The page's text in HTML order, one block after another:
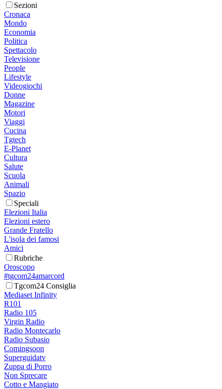
Sezioni
Cronaca
Mondo
Economia
Politica
Spettacolo
Televisione
People
Lifestyle
Videogiochi
Donne
Magazine
Motori
Viaggi
Cucina
Tgtech
E-Planet
Cultura
Salute
Scuola
Animali
Spazio
Speciali
Elezioni Italia
Elezioni estero
Grande Fratello
L'isola dei famosi
Amici
Rubriche
Oroscopo
#tgcom24amarcord
Tgcom24 Consiglia
Mediaset Infinity
R101
Radio 105
Virgin Radio
Radio Montecarlo
Radio Subasio
Comingsoon
Superguidatv
Zuppa di Porro
Non Sprecare
Cotto e Mangiato